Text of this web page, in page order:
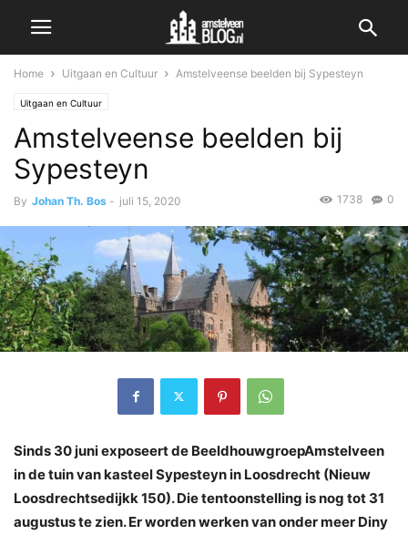
Home Uitgaan en Cultuur Amstelveense beelden bij Sypesteyn
Uitgaan en Cultuur
Amstelveense beelden bij
Sypesteyn
By Johan Th. Bos - juli 15, 2020 0
1738
Sinds 30 juni exposeert de BeeldhouwgroepAmstelveen
in de tuin van kasteel Sypesteyn in Loosdrecht (Nieuw
Loosdrechtsedijkk 150). Die tentoonstelling is nog tot 31
augustus te zien. Er worden werken van onder meer Diny